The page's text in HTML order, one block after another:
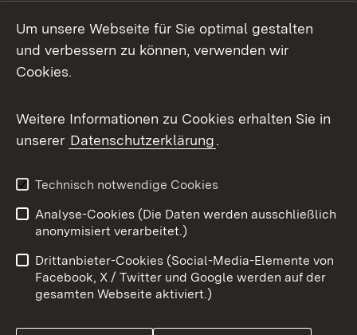
Facebook
X / Twitter
Youtube
Impressum
Kontakt
Barrierefreiheit
Datenschutz
Cookies
Um unsere Webseite für Sie optimal gestalten
und verbessern zu können, verwenden wir
Cookies.
Weitere Informationen zu Cookies erhalten Sie in
unserer Datenschutzerklärung.
Technisch notwendige Cookies
Analyse-Cookies (Die Daten werden ausschließlich
anonymisiert verarbeitet.)
Drittanbieter-Cookies (Social-Media-Elemente von
Facebook, X / Twitter und Google werden auf der
gesamten Webseite aktiviert.)